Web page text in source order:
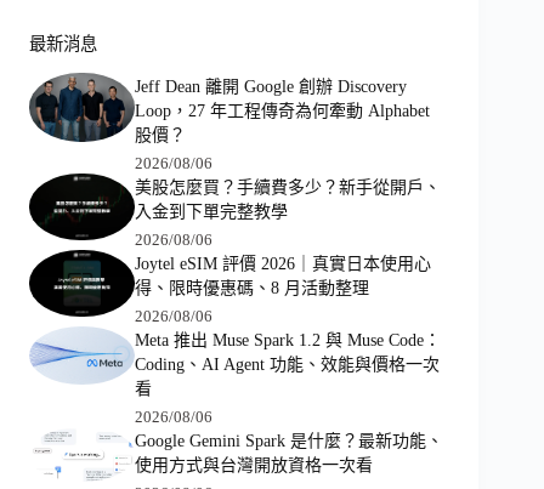
最新消息
Jeff Dean 離開 Google 創辦 Discovery
Loop，27 年工程傳奇為何牽動 Alphabet
股價？
2026/08/06
美股怎麼買？手續費多少？新手從開戶、
入金到下單完整教學
2026/08/06
Joytel eSIM 評價 2026｜真實日本使用心
得、限時優惠碼、8 月活動整理
2026/08/06
Meta 推出 Muse Spark 1.2 與 Muse Code：
Coding、AI Agent 功能、效能與價格一次
看
2026/08/06
Google Gemini Spark 是什麼？最新功能、
使用方式與台灣開放資格一次看